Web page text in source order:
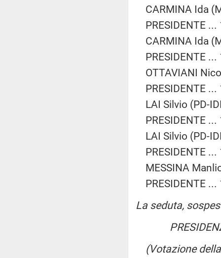
CARMINA Ida
PRESIDENTE ...
CARMINA Ida
PRESIDENTE ...
OTTAVIANI
PRESIDENTE ...
LAI Silvio (PD-
PRESIDENTE ...
LAI Silvio (PD-
PRESIDENTE ...
MESSINA
PRESIDENTE ...
La seduta,
(Votazione